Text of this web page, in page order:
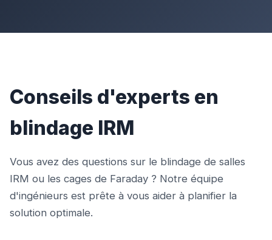
Conseils d'experts en
blindage IRM
Vous avez des questions sur le blindage de salles
IRM ou les cages de Faraday ? Notre équipe
d'ingénieurs est prête à vous aider à planifier la
solution optimale.